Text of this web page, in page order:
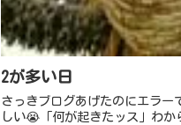
2が多い日
さっきブログあげたのにエラ
しい😭「何が起きたッス」わ